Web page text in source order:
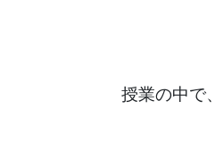
授業の中で